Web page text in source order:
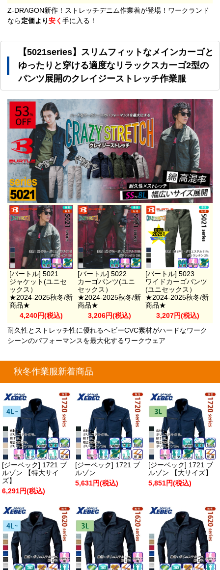
Z-DRAGON新作！ストレッチデニム作業着が登場！ワークランド
なら定価より安く 手に入る！
【5021series】スリムフィットなメインカーゴと
ゆったりと穿ける適度なリラックスカーゴ2型の
パンツ展開のクレイジーストレッチ作業服
[バートル] 5021
ジャケット(ユニセ
ックス）
★2024-2025秋冬/新
商品★
4,240円(税込)
[バートル] 5022
カーゴパンツ(ユニ
セックス）
★2024-2025秋冬/新
商品★
3,206円(税込)
[バートル] 5023
ワイドカーゴパンツ
(ユニセックス）
★2024-2025秋冬/新
商品★
3,207円(税込)
耐久性とストレッチ性に優れるヘビーCVC素材がハードなワーク
シーンのパフォーマンスを最大化するワークウェア
秋冬作業服新着商品
[ジーベック] 1721 ブ
ルゾン 【特大サイ
ズ】
6,291円(税込)
[ジーベック] 1721 ブ
ルゾン
5,631円(税込)
[ジーベック] 1721 ブ
ルゾン 【大サイズ】
5,851円(税込)